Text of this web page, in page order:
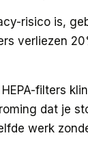
risico is,
verliezen
filters
dat je
werk